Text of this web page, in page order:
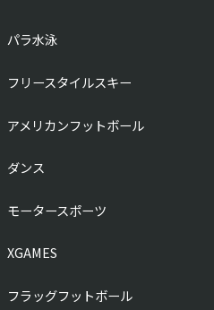
パラ水泳
フリースタイルスキー
アメリカンフットボール
ダンス
モータースポーツ
XGAMES
フラッグフットボール